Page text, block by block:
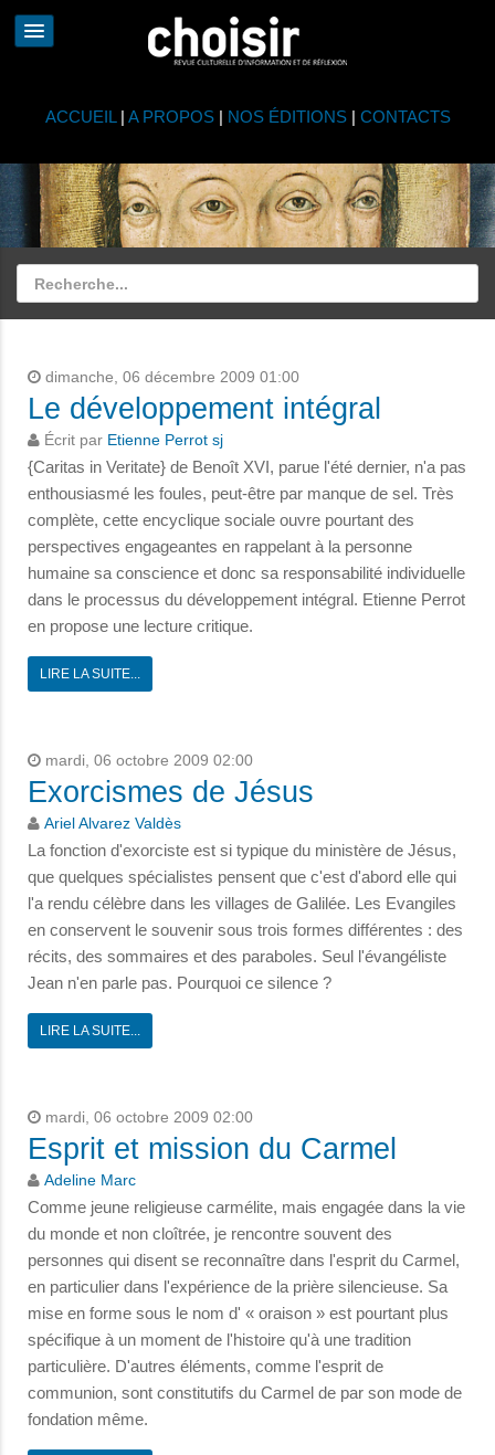
ACCUEIL | A PROPOS| NOS ÉDITIONS| CONTACTS
dimanche, 06 décembre 2009 01:00
Le développement intégral
Écrit par Etienne Perrot sj
{Caritas in Veritate} de Benoît XVI, parue l'été dernier, n'a pas
enthousiasmé les foules, peut-être par manque de sel. Très
complète, cette encyclique sociale ouvre pourtant des
perspectives engageantes en rappelant à la personne
humaine sa conscience et donc sa responsabilité individuelle
dans le processus du développement intégral. Etienne Perrot
en propose une lecture critique.
LIRE LA SUITE...
mardi, 06 octobre 2009 02:00
Exorcismes de Jésus
Ariel Alvarez Valdès
La fonction d'exorciste est si typique du ministère de Jésus,
que quelques spécialistes pensent que c'est d'abord elle qui
l'a rendu célèbre dans les villages de Galilée. Les Evangiles
en conservent le souvenir sous trois formes différentes : des
récits, des sommaires et des paraboles. Seul l'évangéliste
Jean n'en parle pas. Pourquoi ce silence ?
LIRE LA SUITE...
mardi, 06 octobre 2009 02:00
Esprit et mission du Carmel
Adeline Marc
Comme jeune religieuse carmélite, mais engagée dans la vie
du monde et non cloîtrée, je rencontre souvent des
personnes qui disent se reconnaître dans l'esprit du Carmel,
en particulier dans l'expérience de la prière silencieuse. Sa
mise en forme sous le nom d' « oraison » est pourtant plus
spécifique à un moment de l'histoire qu'à une tradition
particulière. D'autres éléments, comme l'esprit de
communion, sont constitutifs du Carmel de par son mode de
fondation même.